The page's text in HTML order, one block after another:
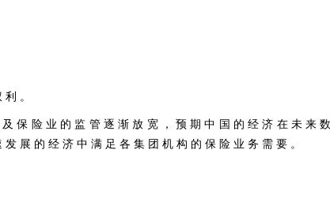
。
保 险 业 的 监 管 逐 渐 放 宽 ， 预 期 中 国 的 经 济 在 未 来
展 的 经 济 中 满 足 各 集 团 机 构 的 保 险 业 务 需 要 。